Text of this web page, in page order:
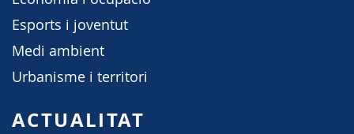
Esports i joventut
Medi ambient
Urbanisme i territori
ACTUALITAT